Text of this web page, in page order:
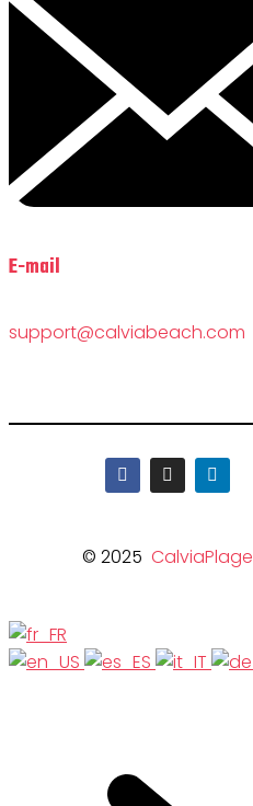
E-mail
support@calviabeach.com
© 2025 CalviaPlage